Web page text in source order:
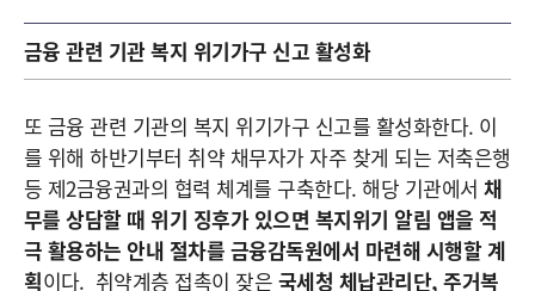
금융 관련 기관 복지 위기가구 신고 활성화
또 금융 관련 기관의 복지 위기가구 신고를 활성화한다. 이
를 위해 하반기부터 취약 채무자가 자주 찾게 되는 저축은행
등 제2금융권과의 협력 체계를 구축한다. 해당 기관에서채
무를 상담할 때 위기 징후가 있으면 복지위기 알림 앱을 적
극 활용하는 안내 절차를 금융감독원에서 마련해 시행할 계
획이다. 취약계층 접촉이 잦은 국세청 체납관리단, 주거복